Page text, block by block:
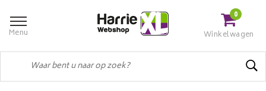
Menu
0
Winkelwagen